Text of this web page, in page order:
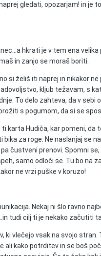
gledati, opozarjam! in je
hkrati je v tem ena
in zanjo se moraš boriti.
si želiš iti naprej in nikakor
kljub težavam, s
To delo zahteva, da v sebi
s pogumom, da si se
karta Hudiča, kar pomeni,
za roge. Ne naslanjaj se
čustveni prenovi. Spomni
samo odloči se. Tu bo na
ne vrzi puške v koruzo!
Nekaj ni šlo ravno
tudi cilj ti je nekako začutiti
ki vlečejo vsak na svojo stran.
kako potrditev in se boš